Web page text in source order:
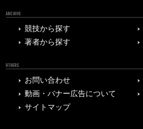
ARCHIVE
競技から探す
著者から探す
OTHERS
お問い合わせ
動画・バナー広告について
サイトマップ